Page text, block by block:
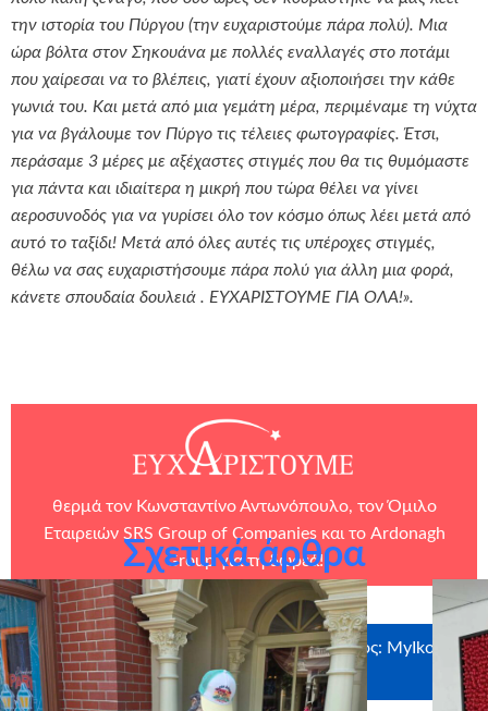
την ιστορία του Πύργου (την ευχαριστούμε πάρα πολύ). Μια
ώρα βόλτα στον Σηκουάνα με πολλές εναλλαγές στο ποτάμι
που χαίρεσαι να το βλέπεις, γιατί έχουν αξιοποιήσει την κάθε
γωνιά του. Και μετά από μια γεμάτη μέρα, περιμέναμε τη νύχτα
για να βγάλουμε τον Πύργο τις τέλειες φωτογραφίες. Έτσι,
περάσαμε 3 μέρες με αξέχαστες στιγμές που θα τις θυμόμαστε
για πάντα και ιδιαίτερα η μικρή που τώρα θέλει να γίνει
αεροσυνοδός για να γυρίσει όλο τον κόσμο όπως λέει μετά από
αυτό το ταξίδι! Μετά από όλες αυτές τις υπέροχες στιγμές,
θέλω να σας ευχαριστήσουμε πάρα πολύ για άλλη μια φορά,
κάνετε σπουδαία δουλειά . ΕΥΧΑΡΙΣΤΟΎΜΕ ΓΙΑ ΟΛΑ!».
θερμά τον Κωνσταντίνο Αντωνόπουλο, τον Όμιλο
Εταιρειών SRS Group of Companiesκαι το Ardonagh
Group για τη δωρεά!
Ευχαριστούμε θερμά τους χορηγούς σε είδος: MyIkona,
Craftbox
Σχετικά άρθρα